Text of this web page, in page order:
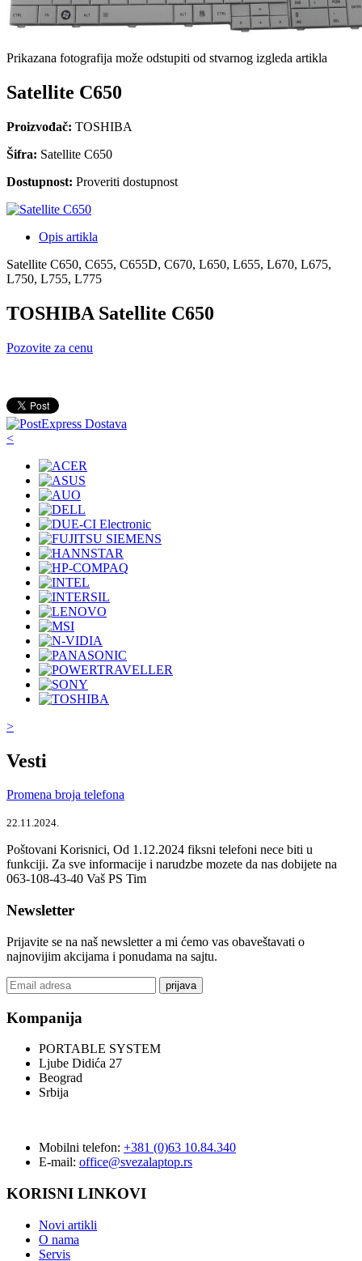
Prikazana fotografija može odstupiti od stvarnog izgleda artikla
Satellite C650
Proizvođač: TOSHIBA
Šifra: Satellite C650
Dostupnost: Proveriti dostupnost
Opis artikla
Satellite C650, C655, C655D, C670, L650, L655, L670, L675,
L750, L755, L775
TOSHIBA Satellite C650
Pozovite za cenu
<
>
Vesti
Promena broja telefona
22.11.2024.
Poštovani Korisnici, Od 1.12.2024 fiksni telefoni nece biti u
funkciji. Za sve informacije i narudzbe mozete da nas dobijete na
063-108-43-40 Vaš PS Tim
Newsletter
Prijavite se na naš newsletter a mi ćemo vas obaveštavati o
najnovijim akcijama i ponudama na sajtu.
prijava
Kompanija
PORTABLE SYSTEM
Ljube Didića 27
Beograd
Srbija
Mobilni telefon: +381 (0)63 10.84.340
E-mail: office@svezalaptop.rs
KORISNI LINKOVI
Novi artikli
O nama
Servis